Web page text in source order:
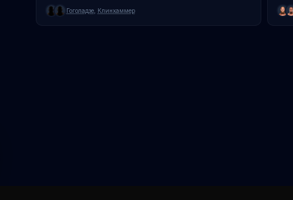
96
Гоголадзе, Клинхаммер